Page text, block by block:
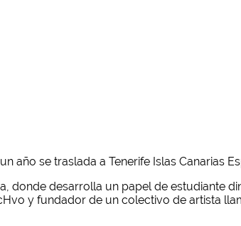
año se traslada a Tenerife Islas Canarias
donde desarrolla un papel de estudiante
y fundador de un colectivo de artista